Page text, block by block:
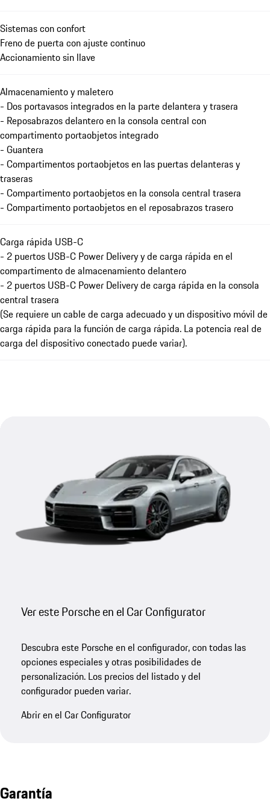
Sistemas con confort
Freno de puerta con ajuste continuo
Accionamiento sin llave
Almacenamiento y maletero
- Dos portavasos integrados en la parte delantera y trasera
- Reposabrazos delantero en la consola central con
compartimento portaobjetos integrado
- Guantera
- Compartimentos portaobjetos en las puertas delanteras y
traseras
- Compartimento portaobjetos en la consola central trasera
- Compartimento portaobjetos en el reposabrazos trasero
Carga rápida USB-C
- 2 puertos USB-C Power Delivery y de carga rápida en el
compartimento de almacenamiento delantero
- 2 puertos USB-C Power Delivery de carga rápida en la consola
central trasera
(Se requiere un cable de carga adecuado y un dispositivo móvil de
carga rápida para la función de carga rápida. La potencia real de
carga del dispositivo conectado puede variar).
Ver este Porsche en el Car Configurator
Descubra este Porsche en el configurador, con todas las
opciones especiales y otras posibilidades de
personalización. Los precios del listado y del
configurador pueden variar.
Abrir en el Car Configurator
Garantía